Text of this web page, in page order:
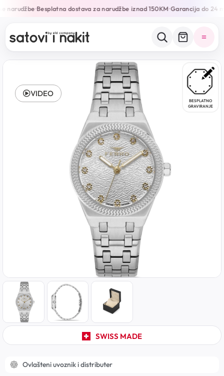
narudžbe•Besplatna dostava za narudžbe iznad 150KM•Garancija do 24
BESPLATNO
GRAVIRANJE
SWISS MADE
VIDEO
Ovlašteni uvoznik i distributer